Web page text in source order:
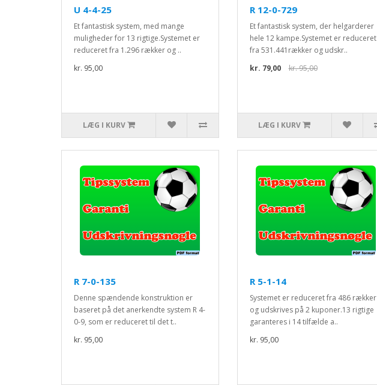
U 4-4-25
Et fantastisk system, med mange
muligheder for 13 rigtige.Systemet er
reduceret fra 1.296 rækker og ..
kr. 95,00
LÆG I KURV
R 12-0-729
Et fantastisk system, der helgarderer
hele 12 kampe.Systemet er reduceret
fra 531.441rækker og udskr..
kr. 79,00
kr. 95,00
LÆG I KURV
R 7-0-135
Denne spændende konstruktion er
baseret på det anerkendte system R 4-
0-9, som er reduceret til det t..
kr. 95,00
R 5-1-14
Systemet er reduceret fra 486 rækker
og udskrives på 2 kuponer.13 rigtige
garanteres i 14 tilfælde a..
kr. 95,00